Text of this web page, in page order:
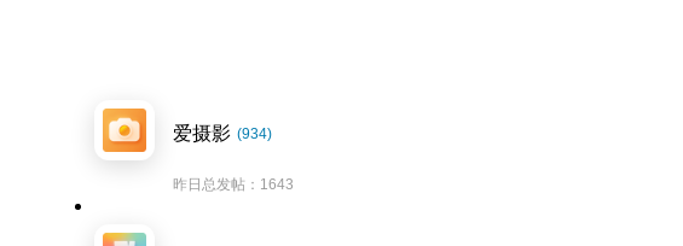
爱摄影 (934)
昨日总发帖：1643